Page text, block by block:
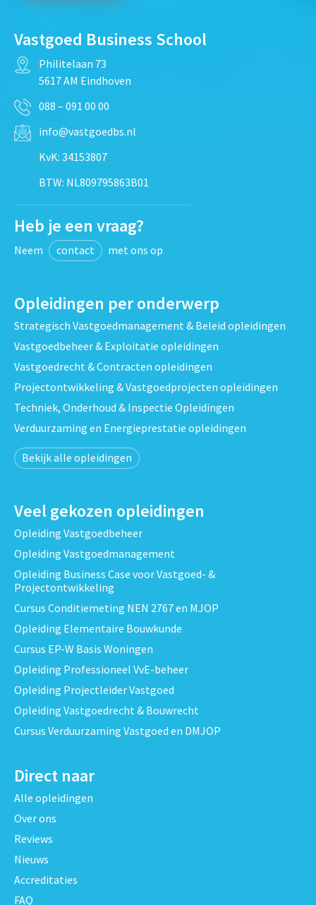
Vastgoed Business School
Philitelaan 73
5617 AM Eindhoven
088 – 091 00 00
info@vastgoedbs.nl
KvK: 34153807
BTW: NL809795863B01
Heb je een vraag?
Neem contact met ons op
Opleidingen per onderwerp
Strategisch Vastgoedmanagement & Beleid opleidingen
Vastgoedbeheer & Exploitatie opleidingen
Vastgoedrecht & Contracten opleidingen
Projectontwikkeling & Vastgoedprojecten opleidingen
Techniek, Onderhoud & Inspectie Opleidingen
Verduurzaming en Energieprestatie opleidingen
Bekijk alle opleidingen
Veel gekozen opleidingen
Opleiding Vastgoedbeheer
Opleiding Vastgoedmanagement
Opleiding Business Case voor Vastgoed- &
Projectontwikkeling
Cursus Conditiemeting NEN 2767 en MJOP
Opleiding Elementaire Bouwkunde
Cursus EP-W Basis Woningen
Opleiding Professioneel VvE-beheer
Opleiding Projectleider Vastgoed
Opleiding Vastgoedrecht & Bouwrecht
Cursus Verduurzaming Vastgoed en DMJOP
Direct naar
Alle opleidingen
Over ons
Reviews
Nieuws
Accreditaties
FAQ